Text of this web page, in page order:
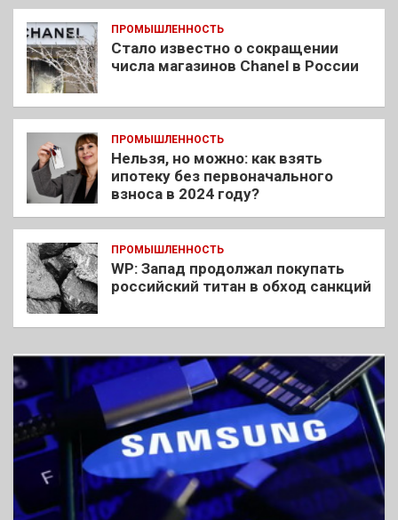
ПРОМЫШЛЕННОСТЬ
Стало известно о сокращении
числа магазинов Chanel в России
ПРОМЫШЛЕННОСТЬ
Нельзя, но можно: как взять
ипотеку без первоначального
взноса в 2024 году?
ПРОМЫШЛЕННОСТЬ
WP: Запад продолжал покупать
российский титан в обход санкций